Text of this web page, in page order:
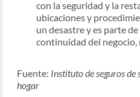
con la seguridad y la
ubicaciones y
un desastre y es parte
continuidad del
Fuente: Instituto de seguros
hogar